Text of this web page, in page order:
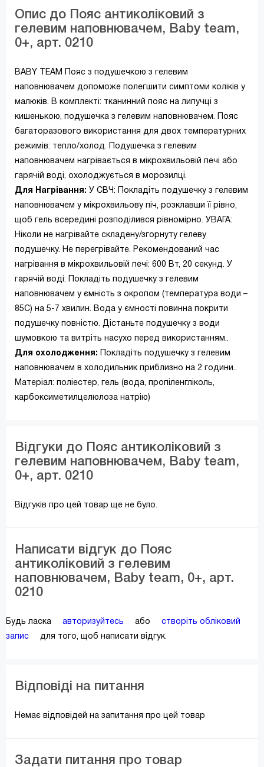
Опис до Пояс антиколіковий з
гелевим наповнювачем, Baby team,
0+, арт. 0210
BABY TEAM Пояс з подушечкою з гелевим
наповнювачем допоможе полегшити симптоми коліків у
малюків. В комплекті: тканинний пояс на липучці з
кишенькою, подушечка з гелевим наповнювачем. Пояс
багаторазового використання для двох температурних
режимів: тепло/холод. Подушечка з гелевим
наповнювачем нагрівається в мікрохвильовій печі або
гарячій воді, охолоджується в морозилці.
Для Нагрівання: У СВЧ: Покладіть подушечку з гелевим
наповнювачем у мікрохвильову піч, розклавши її рівно,
щоб гель всередині розподілився рівномірно. УВАГА:
Ніколи не нагрівайте складену/згорнуту гелеву
подушечку. Не перегрівайте. Рекомендований час
нагрівання в мікрохвильовій печі: 600 Вт, 20 cекунд. У
гарячій воді: Покладіть подушечку з гелевим
наповнювачем у ємність з окропом (температура води –
85С) на 5-7 хвилин. Вода у ємності повинна покрити
подушечку повністю. Дістаньте подушечку з води
шумовкою та витріть насухо перед використанням..
Для охолодження: Покладіть подушечку з гелевим
наповнювачем в холодильник приблизно на 2 години..
Матеріал: поліестер, гель (вода, пропіленгліколь,
карбоксиметилцелюлоза натрію)
Відгуки до Пояс антиколіковий з
гелевим наповнювачем, Baby team,
0+, арт. 0210
Відгуків про цей товар ще не було.
Написати відгук до Пояс
антиколіковий з гелевим
наповнювачем, Baby team, 0+, арт.
0210
Будь ласка авторизуйтесь або
створіть обліковий
запис
для того, щоб написати відгук.
Відповіді на питання
Немає відповідей на запитання про цей товар
Задати питання про товар